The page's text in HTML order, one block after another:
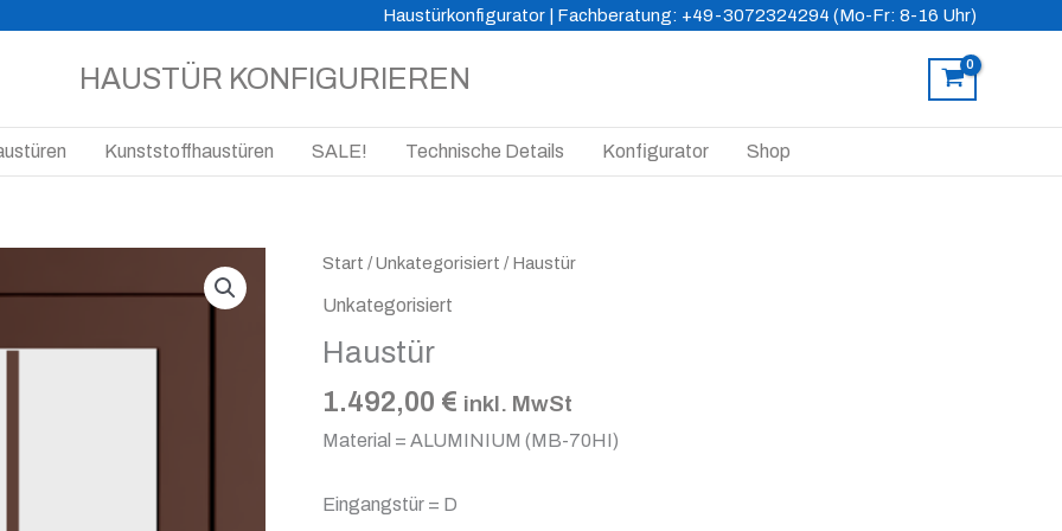
Haustürkonfigurator | Fachberatung: +49-3072324294 (Mo-Fr: 8-16 Uhr)
HAUSTÜR KONFIGURIEREN
Kunststoffhaustüren SALE! Technische Details Konfigurator Shop
Start /Unkategorisiert / Haustür
Unkategorisiert
Haustür
1.492,00 € inkl. MwSt
Material = ALUMINIUM (MB-70HI)
Eingangstür = D
Haustür